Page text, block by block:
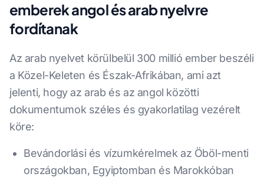
emberek angol és arab nyelvre
fordítanak
Az arab nyelvet körülbelül 300 millió ember beszéli
a Közel-Keleten és Észak-Afrikában, ami azt
jelenti, hogy az arab és az angol közötti
dokumentumok széles és gyakorlatilag vezérelt
köre:
Bevándorlási és vízumkérelmek az Öböl-menti
országokban, Egyiptomban és Marokkóban